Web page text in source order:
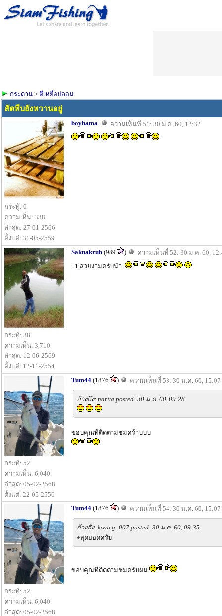
กระดาน > ตีเหยื่อปลอม
สัตหีบยังหวานอยู่
กระทู้: 0
ความเห็น: 338
ล่าสุด: 27-01-2566
ตั้งแต่: 31-05-2559
boyhama ความเห็นที่ 51: 30 ม.ค. 60, 12:32
กระทู้: 38
ความเห็น: 3,710
ล่าสุด: 12-06-2569
ตั้งแต่: 12-11-2554
Saknakrub (989 )
ความเห็นที่ 52: 30 ม.ค. 60,
+1 สวยงามครับน้า
กระทู้: 52
ความเห็น: 6,040
ล่าสุด: 05-02-2568
ตั้งแต่: 22-05-2556
Tum44 (1876 ) ความเห็นที่ 53: 30 ม.ค. 60, 15:07
อ้างถึง: narita posted: 30 ม.ค. 60, 09:28
ขอบคุณที่ติดตามชมคร้าบบบ
กระทู้: 52
ความเห็น: 6,040
ล่าสุด: 05-02-2568
Tum44 (1876 ) ความเห็นที่ 54: 30 ม.ค. 60, 15:07
อ้างถึง: kwang_007 posted: 30 ม.ค. 60, 09:35
+สุดยอดครับ
ขอบคุณที่ติดตามชมครับผม